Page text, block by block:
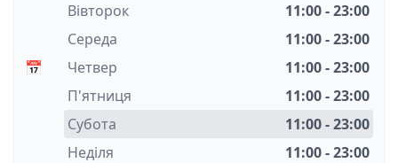
📅
Вівторок
11:00 - 23:00
Середа
11:00 - 23:00
Четвер
11:00 - 23:00
П'ятниця
11:00 - 23:00
Субота
11:00 - 23:00
Неділя
11:00 - 23:00